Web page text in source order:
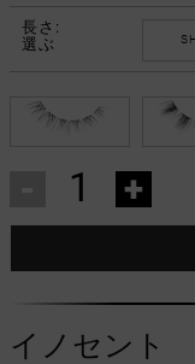
長さ:
選ぶ
+
イノセント